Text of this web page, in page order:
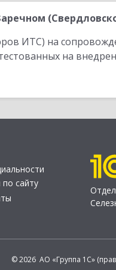
ИТС) на
на
сайту
© 2026 АО «Группа 1С»